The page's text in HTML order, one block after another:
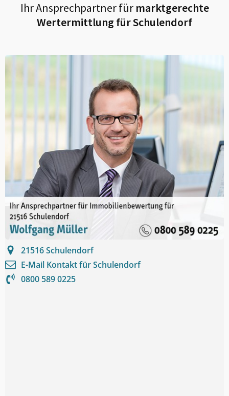
Ihr Ansprechpartner fürmarktgerechte
Wertermittlung fürSchulendorf
21516Schulendorf
E-Mail Kontakt fürSchulendorf
0800 589 0225